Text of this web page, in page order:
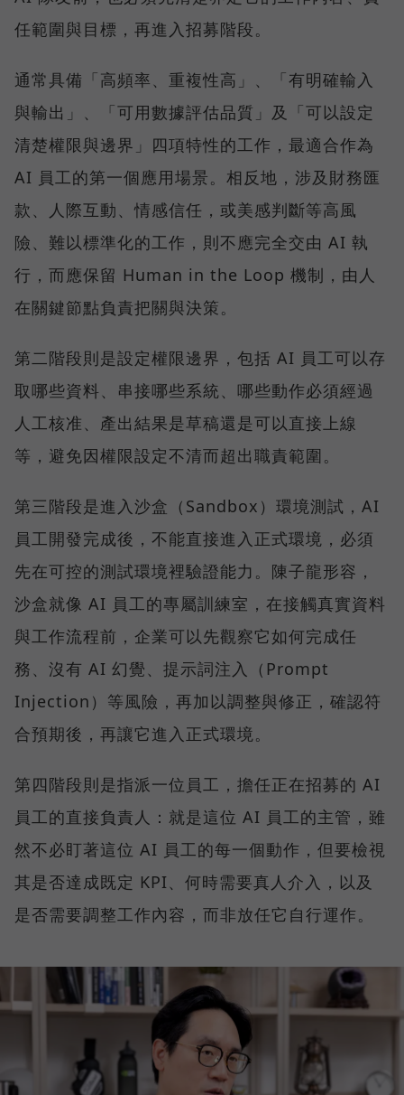
任範圍與目標，再進入招募階段。
通常具備「高頻率、重複性高」、「有明確輸入
與輸出」、「可用數據評估品質」及「可以設定
清楚權限與邊界」四項特性的工作，最適合作為
AI 員工的第一個應用場景。相反地，涉及財務匯
款、人際互動、情感信任，或美感判斷等高風
險、難以標準化的工作，則不應完全交由 AI 執
行，而應保留 Human in the Loop 機制，由人
在關鍵節點負責把關與決策。
第二階段則是設定權限邊界，包括 AI 員工可以存
取哪些資料、串接哪些系統、哪些動作必須經過
人工核准、產出結果是草稿還是可以直接上線
等，避免因權限設定不清而超出職責範圍。
第三階段是進入沙盒（Sandbox）環境測試，AI
員工開發完成後，不能直接進入正式環境，必須
先在可控的測試環境裡驗證能力。陳子龍形容，
沙盒就像 AI 員工的專屬訓練室，在接觸真實資料
與工作流程前，企業可以先觀察它如何完成任
務、沒有 AI 幻覺、提示詞注入（Prompt
Injection）等風險，再加以調整與修正，確認符
合預期後，再讓它進入正式環境。
第四階段則是指派一位員工，擔任正在招募的 AI
員工的直接負責人：就是這位 AI 員工的主管，雖
然不必盯著這位 AI 員工的每一個動作，但要檢視
其是否達成既定 KPI、何時需要真人介入，以及
是否需要調整工作內容，而非放任它自行運作。